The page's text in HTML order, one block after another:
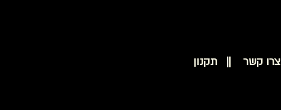
צרו קשר || תקנון